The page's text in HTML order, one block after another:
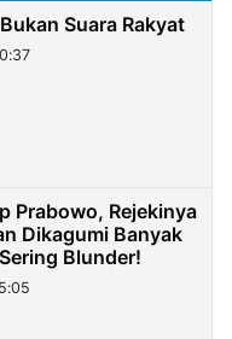
Suara Rakyat
Prabowo, Rejekinya
Dikagumi Banyak
Blunder!